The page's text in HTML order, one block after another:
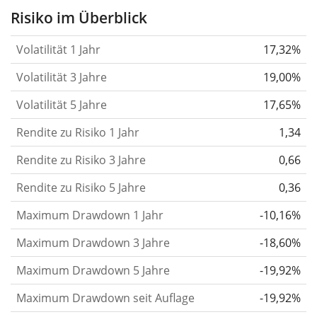
Aktie, des ETF, usw.) in der Vergangenheit
gelten im Allgemeinen als risikoreicher. Wir
berechnen die Volatilität auf Basis der Daten der
letzten 1, 3 und 5 Jahre, damit du sehen kannst, ob
die Kursschwankungen im Laufe der Zeit stärker
oder schwächer wurden. Weitere Informationen
findest du in unserem Artikel:
Risikomaß.
Rendite pro Risikofür Zeiträume von 1, 3 und 5
Jahren. Diese Kennzahl ist definiert als die
annualisierte (d. h. auf einen Einjahreszeitraum
umgerechnete) historische Rendite geteilt durch die
historische annualisierte Volatilität.Rendite pro
Risiko setzt die historische Rendite eines
Risiko im Überblick
Volatilität 1 Jahr
17,32%
Volatilität 3 Jahre
19,00%
Volatilität 5 Jahre
17,65%
Rendite zu Risiko 1 Jahr
1,34
Rendite zu Risiko 3 Jahre
0,66
Rendite zu Risiko 5 Jahre
0,36
Maximum Drawdown 1 Jahr
-10,16%
Maximum Drawdown 3 Jahre
-18,60%
Maximum Drawdown 5 Jahre
-19,92%
Maximum Drawdown seit Auflage
-19,92%